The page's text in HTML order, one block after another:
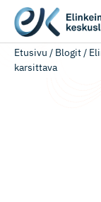
Etusivu / Blogit/
karsittava